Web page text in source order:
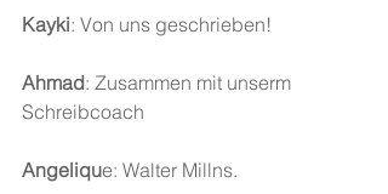
Kayki: Von uns geschrieben!
Ahmad: Zusammen mit unserm
Schreibcoach
Angelique: Walter Millns.